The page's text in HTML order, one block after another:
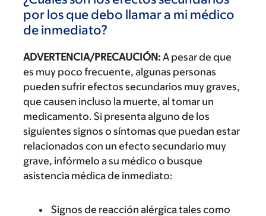
por los que debo llamar a mi médico
de inmediato?
ADVERTENCIA/PRECAUCIÓN: A pesar de que
es muy poco frecuente, algunas personas
pueden sufrir efectos secundarios muy graves,
que causen incluso la muerte, al tomar un
medicamento. Si presenta alguno de los
siguientes signos o síntomas que puedan estar
relacionados con un efecto secundario muy
grave, infórmelo a su médico o busque
asistencia médica de inmediato:
Signos de reacción alérgica tales como